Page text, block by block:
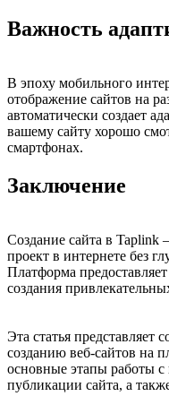
Важность
В эпоху мобильного
отображение сайтов на
автоматически создает
вашему сайту хорошо
смартфонах.
Заключение
Создание сайта в Taplink
проект в интернете без
Платформа
создания
Эта статья представляет
созданию веб-сайтов на
основные этапы работы с
публикации сайта, а